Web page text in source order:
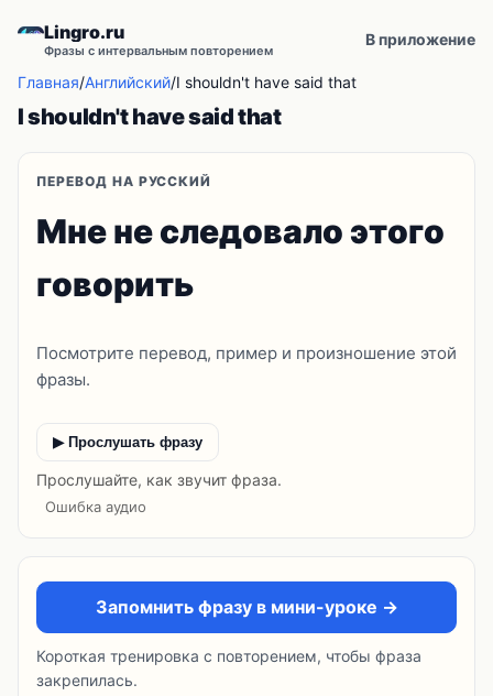
Lingro.ru
Фразы с интервальным повторением
В приложение
Главная/Английский/I shouldn't have said that
I shouldn't have said that
ПЕРЕВОД НА РУССКИЙ
Мне не следовало этого
говорить
Посмотрите перевод, пример и произношение этой
фразы.
▶ Прослушать фразу
Прослушайте, как звучит фраза.
Ошибка аудио
Запомнить фразу в мини-уроке →
Короткая тренировка с повторением, чтобы фраза
закрепилась.